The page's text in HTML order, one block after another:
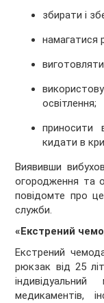
збирати і
намагатися
освітлення;
приносити
кидати в
Виявивши
огородження та
повідомте про
служби.
«Екстрений
Екстрений
рюкзак від 25
медикаментів,